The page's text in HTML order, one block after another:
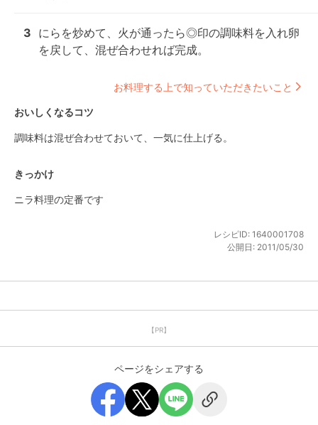
3 にらを炒めて、火が通ったら◎印の調味料を入れ卵
を戻して、混ぜ合わせれば完成。
お料理する上で知っていただきたいこと
おいしくなるコツ
調味料は混ぜ合わせておいて、一気に仕上げる。
きっかけ
ニラ料理の定番です
レシピID: 1640001708
公開日: 2011/05/30
【PR】
ページをシェアする